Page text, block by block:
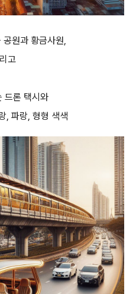
공원과 황금사원,
고
드론 택시와
, 파랑, 형형 색색